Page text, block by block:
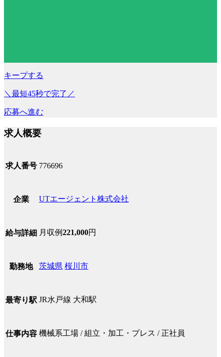
キープする
＼最短45秒で完了／
応募へ進む
求人概要
求人番号 776696
企業 UTエージェント株式会社
給与詳細 月収例221,000円
勤務地 茨城県 桜川市
最寄り駅 JR水戸線 大和駅
仕事内容 機械系工場 / 組立・加工・プレス / 正社員